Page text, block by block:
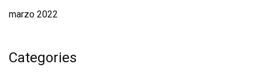
marzo 2022
Categories